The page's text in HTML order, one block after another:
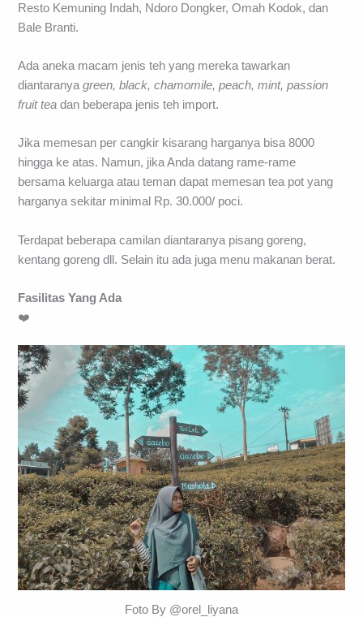
Resto Kemuning Indah, Ndoro Dongker, Omah Kodok, dan
Bale Branti.
Ada aneka macam jenis teh yang mereka tawarkan
diantaranyagreen, black, chamomile, peach, mint, passion
fruit tea dan beberapa jenis teh import.
Jika memesan per cangkir kisarang harganya bisa 8000
hingga ke atas. Namun, jika Anda datang rame-rame
bersama keluarga atau teman dapat memesan tea pot yang
harganya sekitar minimal Rp. 30.000/ poci.
Terdapat beberapa camilan diantaranya pisang goreng,
kentang goreng dll. Selain itu ada juga menu makanan berat.
Fasilitas Yang Ada
❤️
Foto By @orel_liyana